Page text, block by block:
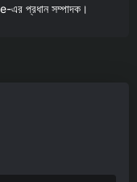
এর প্রধান সম্পাদক।